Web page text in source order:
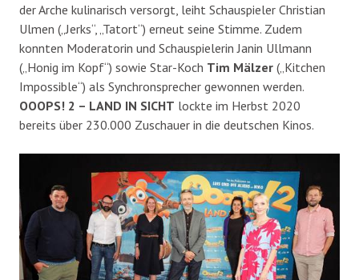
der Arche kulinarisch versorgt, leiht Schauspieler Christian
Ulmen („Jerks“, „Tatort“) erneut seine Stimme. Zudem
konnten Moderatorin und Schauspielerin Janin Ullmann
(„Honig im Kopf“) sowie Star-Koch Tim Mälzer („Kitchen
Impossible“) als Synchronsprecher gewonnen werden.
OOOPS! 2 – LAND IN SICHT lockte im Herbst 2020
bereits über 230.000 Zuschauer in die deutschen Kinos.